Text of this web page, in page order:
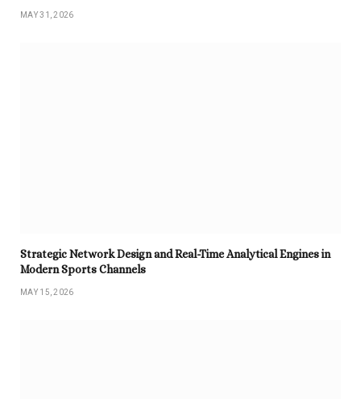
MAY 31, 2026
Strategic Network Design and Real-Time Analytical Engines in
Modern Sports Channels
MAY 15, 2026